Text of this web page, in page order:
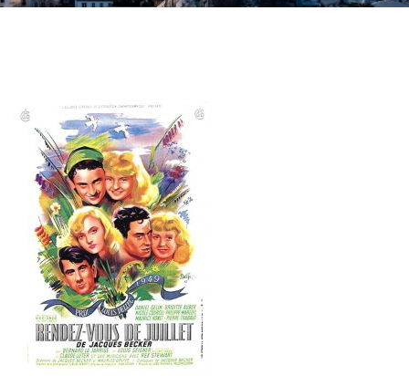
Misdaad
Musical
Oorlogsfilm
Romantische komedie
Thriller